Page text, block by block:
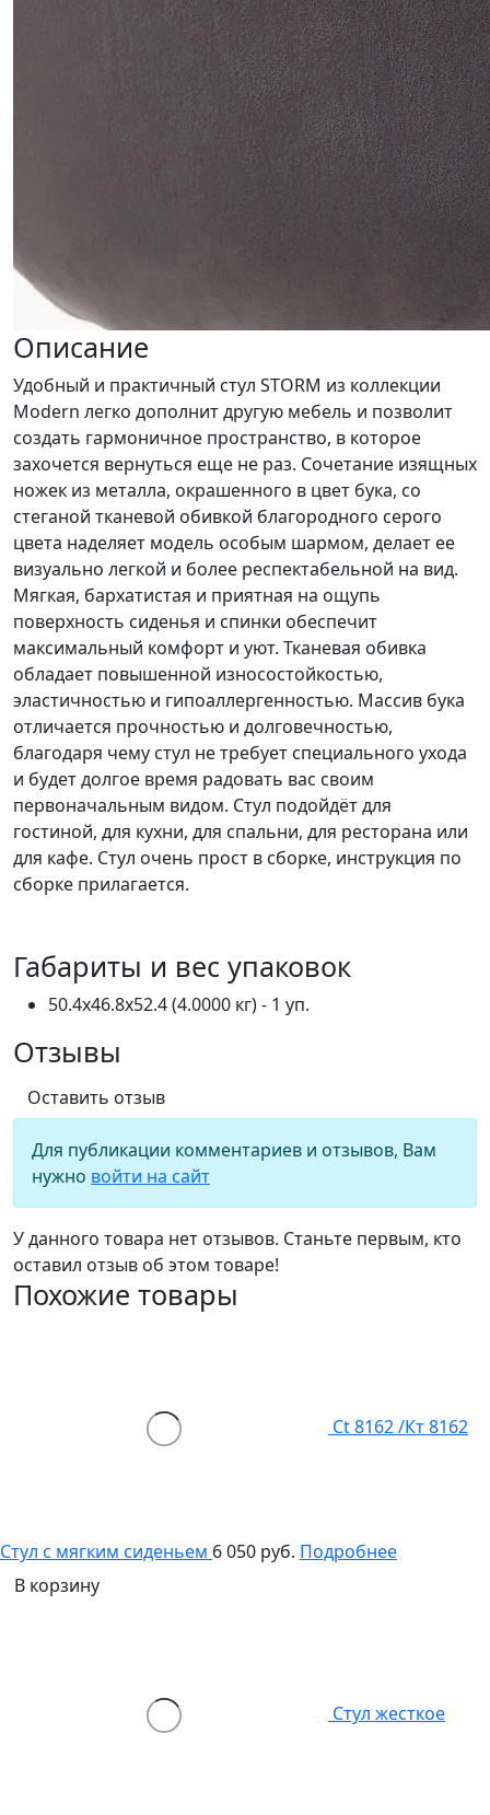
Описание
Удобный и практичный стул STORM из коллекции
Modern легко дополнит другую мебель и позволит
создать гармоничное пространство, в которое
захочется вернуться еще не раз. Сочетание изящных
ножек из металла, окрашенного в цвет бука, со
стеганой тканевой обивкой благородного серого
цвета наделяет модель особым шармом, делает ее
визуально легкой и более респектабельной на вид.
Мягкая, бархатистая и приятная на ощупь
поверхность сиденья и спинки обеспечит
максимальный комфорт и уют. Тканевая обивка
обладает повышенной износостойкостью,
эластичностью и гипоаллергенностью. Массив бука
отличается прочностью и долговечностью,
благодаря чему стул не требует специального ухода
и будет долгое время радовать вас своим
первоначальным видом. Стул подойдёт для
гостиной, для кухни, для спальни, для ресторана или
для кафе. Стул очень прост в сборке, инструкция по
сборке прилагается.
Габариты и вес упаковок
50.4x46.8x52.4 (4.0000 кг) - 1 уп.
Отзывы
Оставить отзыв
Для публикации комментариев и отзывов, Вам
нужно войти на сайт
У данного товара нет отзывов. Станьте первым, кто
оставил отзыв об этом товаре!
Похожие товары
Ct 8162 /Кт 8162
Стул с мягким сиденьем 6 050 руб. Подробнее
В корзину
Стул жесткое